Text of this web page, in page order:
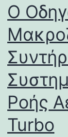
Ο
Ροής
Turbo